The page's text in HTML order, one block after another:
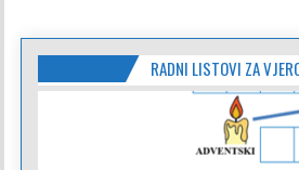
RADNI LISTOVI ZA